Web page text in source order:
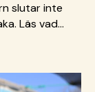
slutar inte
Läs vad